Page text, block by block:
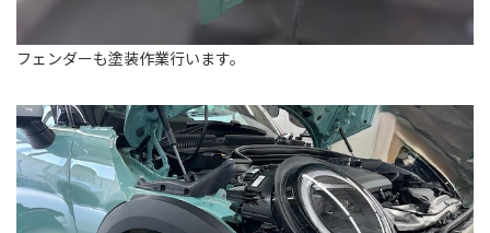
フェンダーも塗装作業行います。